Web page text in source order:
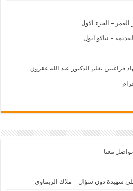
– الجزء الاول
– نيالاو آيول
قراعيين بقلم الدكتور عبد الله عقروق
تواصل معنا
شهيدة دون سؤال – ملاك الريماوي